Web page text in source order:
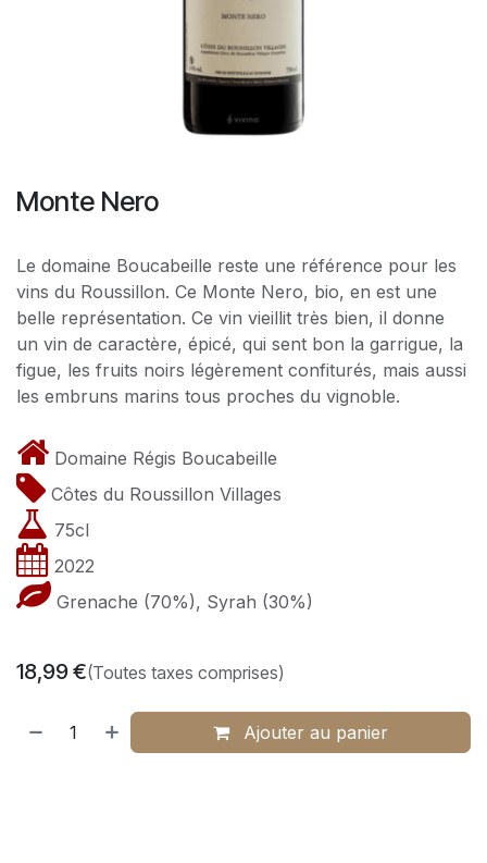
Monte Nero
Le domaine Boucabeille reste une référence pour les
vins du Roussillon. Ce Monte Nero, bio, en est une
belle représentation. Ce vin vieillit très bien, il donne
un vin de caractère, épicé, qui sent bon la garrigue, la
figue, les fruits noirs légèrement confiturés, mais aussi
les embruns marins tous proches du vignoble.
Domaine Régis Boucabeille​
Côtes du Roussillon Villages
75cl
2022
Grenache (70%), Syrah (30%)
18,99€(Toutes taxes comprises)
Ajouter au panier